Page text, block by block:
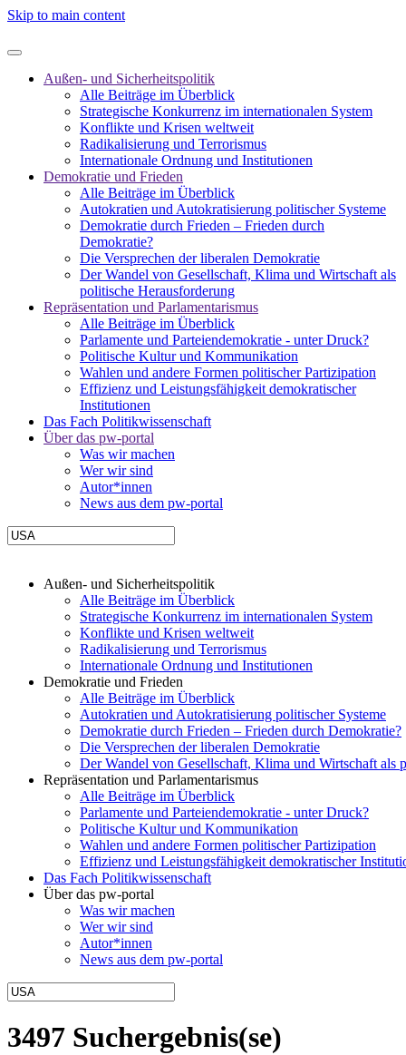
Skip to main content
Außen- und Sicherheitspolitik
Alle Beiträge im Überblick
Strategische Konkurrenz im internationalen System
Konflikte und Krisen weltweit
Radikalisierung und Terrorismus
Internationale Ordnung und Institutionen
Demokratie und Frieden
Alle Beiträge im Überblick
Autokratien und Autokratisierung politischer Systeme
Demokratie durch Frieden – Frieden durch
Demokratie?
Die Versprechen der liberalen Demokratie
Der Wandel von Gesellschaft, Klima und Wirtschaft als
politische Herausforderung
Repräsentation und Parlamentarismus
Alle Beiträge im Überblick
Parlamente und Parteiendemokratie - unter Druck?
Politische Kultur und Kommunikation
Wahlen und andere Formen politischer Partizipation
Effizienz und Leistungsfähigkeit demokratischer
Institutionen
Das Fach Politikwissenschaft
Über das pw-portal
Was wir machen
Wer wir sind
Autor*innen
News aus dem pw-portal
Außen- und Sicherheitspolitik
Alle Beiträge im Überblick
Strategische Konkurrenz im internationalen System
Konflikte und Krisen weltweit
Radikalisierung und Terrorismus
Internationale Ordnung und Institutionen
Demokratie und Frieden
Alle Beiträge im Überblick
Autokratien und Autokratisierung politischer Systeme
Demokratie durch Frieden – Frieden durch Demokratie?
Die Versprechen der liberalen Demokratie
Der Wandel von Gesellschaft, Klima und Wirtschaft als
Repräsentation und Parlamentarismus
Alle Beiträge im Überblick
Parlamente und Parteiendemokratie - unter Druck?
Politische Kultur und Kommunikation
Wahlen und andere Formen politischer Partizipation
Effizienz und Leistungsfähigkeit demokratischer
Das Fach Politikwissenschaft
Über das pw-portal
Was wir machen
Wer wir sind
Autor*innen
News aus dem pw-portal
3497 Suchergebnis(se)